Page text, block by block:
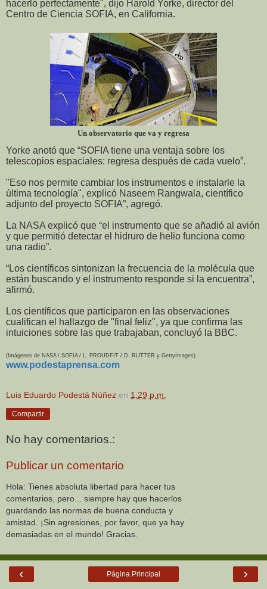
hacerlo perfectamente", dijo Harold Yorke, director del
Centro de Ciencia SOFIA, en California.
Un observatorio que va y regresa
Yorke anotó que “SOFIA tiene una ventaja sobre los
telescopios espaciales: regresa después de cada vuelo”.
"Eso nos permite cambiar los instrumentos e instalarle la
última tecnología", explicó Naseem Rangwala, científico
adjunto del proyecto SOFIA”, agregó.
La NASA explicó que “el instrumento que se añadió al avión
y que permitió detectar el hidruro de helio funciona como
una radio”.
“Los científicos sintonizan la frecuencia de la molécula que
están buscando y el instrumento responde si la encuentra”,
afirmó.
Los científicos que participaron en las observaciones
cualifican el hallazgo de "final feliz", ya que confirma las
intuiciones sobre las que trabajaban, concluyó la BBC.
(Imágenes de NASA / SOFIA / L. PROUDFIT / D. RUTTER y GettyImages)
www.podestaprensa.com
Luis Eduardo Podestá Núñez en 1:29 p.m.
Compartir
No hay comentarios.:
Publicar un comentario
Hola: Tienes absoluta libertad para hacer tus
comentarios, pero... siempre hay que hacerlos
guardando las normas de buena conducta y
amistad. ¡Sin agresiones, por favor, que ya hay
demasiadas en el mundo! Gracias.
‹ ›
Página Principal